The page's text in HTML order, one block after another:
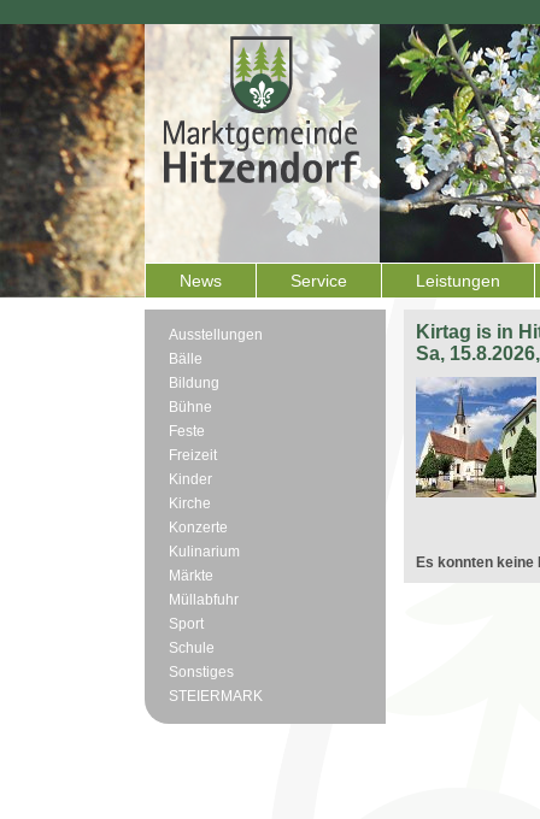
News Service Leistungen
Ausstellungen
Bälle
Bildung
Bühne
Feste
Freizeit
Kinder
Kirche
Konzerte
Kulinarium
Märkte
Müllabfuhr
Sport
Schule
Sonstiges
STEIERMARK
Kirtag is in
Sa,
Es konnten keine